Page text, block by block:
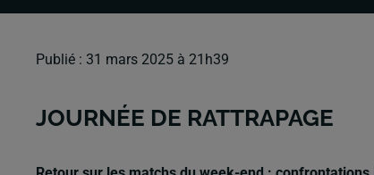
Publié : 31 mars 2025 à 21h39
JOURNÉE DE RATTRAPAGE